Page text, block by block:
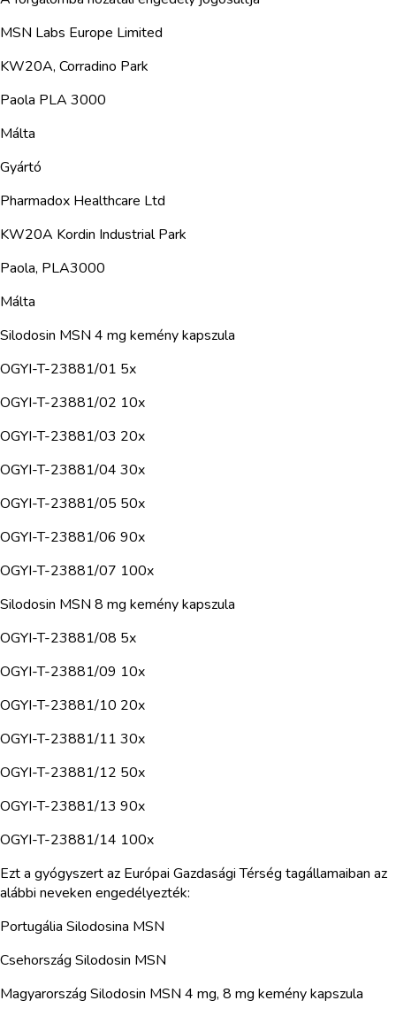
MSN Labs Europe Limited
KW20A, Corradino Park
Paola PLA 3000
Málta
Gyártó
Pharmadox Healthcare Ltd
KW20A Kordin Industrial Park
Paola, PLA3000
Málta
Silodosin MSN 4 mg kemény kapszula
OGYI-T-23881/01 5x
OGYI-T-23881/02 10x
OGYI-T-23881/03 20x
OGYI-T-23881/04 30x
OGYI-T-23881/05 50x
OGYI-T-23881/06 90x
OGYI-T-23881/07 100x
Silodosin MSN 8 mg kemény kapszula
OGYI-T-23881/08 5x
OGYI-T-23881/09 10x
OGYI-T-23881/10 20x
OGYI-T-23881/11 30x
OGYI-T-23881/12 50x
OGYI-T-23881/13 90x
OGYI-T-23881/14 100x
Ezt a gyógyszert az Európai Gazdasági Térség tagállamaiban az
alábbi neveken engedélyezték:
Portugália Silodosina MSN
Csehország Silodosin MSN
Magyarország Silodosin MSN 4 mg, 8 mg kemény kapszula